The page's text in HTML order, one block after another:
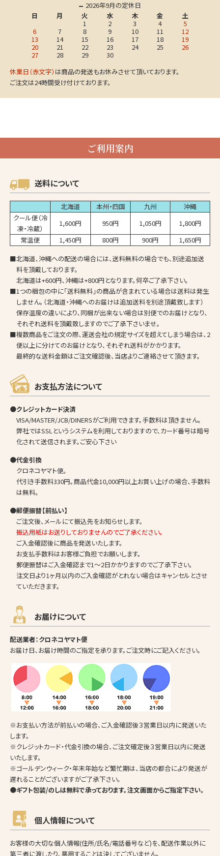
2026年9月の定休日
日
月 火 水 木 金
土
1
2 3 4
5
6
7 8 9 10 11
12
13
14 15 16 17 18
19
20
21 22 23 24 25
26
27
28 29
30
休業日（赤文字） は商品の発送もお休みさせて頂いております。
ご注文は24時間受け付けております。
ご利用案内
送料について
北海道 本州・四国 九州
沖縄
クール便（冷
凍・冷蔵）
1,600円 950円 1,050円
1,800円
常温便
1,450円 800円 900円
1,650円
■北海道、沖縄への配送の場合には、送料無料の場合でも、別途追加送
料を頂戴しております。
北海道は+600円、沖縄は+800円となります。何卒ご了承下さい。
■1つの梱包の中に「送料無料」の商品が含まれている場合は送料は発生
しません。（北海道・沖縄へのお届けは追加送料を別途頂戴致します）
保存温度の違いにより、同梱が出来ない場合は別便でのお届けとなり、
それぞれ送料を頂戴致しますのでご了承下さいませ。
■複数商品をご注文の際、運送会社の規定サイズを超えてしまう場合は、2
便以上に分けてのお届けとなり、それぞれ送料がかかります。
最終的な送料金額はご注文確認後、当店よりご連絡させて頂きます。
お支払方法について
●クレジットカード決済
VISA/MASTER/JCB/DINERSがご利用できます。手数料は頂きません。
弊社ではSSLというシステムを利用しておりますので、カード番号は暗号
化されて送信されます。ご安心下さい
●代金引換
クロネコヤマト便。
代引き手数料330円。商品代金10,000円以上お買い上げの場合、手数料
は無料。
●郵便振替【前払い】
ご注文後、メールにて振込先をお知らせします。
振込用紙はお送りしておりませんのでご了承ください。
ご入金確認後に商品を発送いたします。
お支払手数料はお客様ご負担でお願いします。
郵便振替はご入金確認まで1～2日かかりますのでご了承下さい。
注文日より1ヶ月以内のご入金確認がとれない場合はキャンセルとさせ
ていただきます。
お届けについて
配送業者：クロネコヤマト便
お届け日、お届け時間のご指定を承ります。ご注文時にご記入ください。
※お支払い方法が前払いの場合、ご入金確認後３営業日以内に発送いた
します。
※クレジットカード・代金引換の場合、ご注文確定後３営業日以内に発送
いたします。
※ゴールデンウィーク・年末年始など繁忙期は、当店の都合により発送が
遅れることがございますがご了承下さい。
●ギフト包装/のしは無料で承っております。注文画面からご指定下さい。
個人情報について
お客様の大切な個人情報(住所/氏名/電話番号など)を、配送作業以外に
第三者に渡したり、悪用することは決してございません。